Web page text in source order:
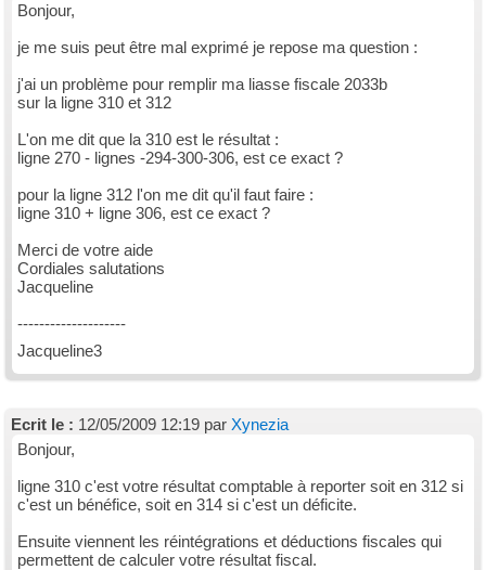
Bonjour,
je me suis peut être mal exprimé je repose ma question :
j'ai un problème pour remplir ma liasse fiscale 2033b
sur la ligne 310 et 312
L'on me dit que la 310 est le résultat :
ligne 270 - lignes -294-300-306, est ce exact ?
pour la ligne 312 l'on me dit qu'il faut faire :
ligne 310 + ligne 306, est ce exact ?
Merci de votre aide
Cordiales salutations
Jacqueline
--------------------
Jacqueline3
Ecrit le : 12/05/2009 12:19 par Xynezia
Bonjour,
ligne 310 c'est votre résultat comptable à reporter soit en 312 si
c'est un bénéfice, soit en 314 si c'est un déficite.
Ensuite viennent les réintégrations et déductions fiscales qui
permettent de calculer votre résultat fiscal.